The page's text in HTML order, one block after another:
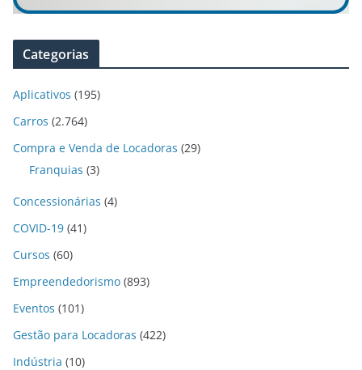
Categorias
Aplicativos (195)
Carros (2.764)
Compra e Venda de Locadoras (29)
Franquias (3)
Concessionárias (4)
COVID-19 (41)
Cursos (60)
Empreendedorismo (893)
Eventos (101)
Gestão para Locadoras (422)
Indústria (10)